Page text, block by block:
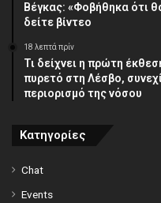
Βέγκας: «Φοβήθηκα ότι
δείτε βίντεο
18 λεπτά πρίν
Τι δείχνει η πρώτη
πυρετό στη Λέσβο,
περιορισμό της νόσου
Κατηγορίες
Chat
Events